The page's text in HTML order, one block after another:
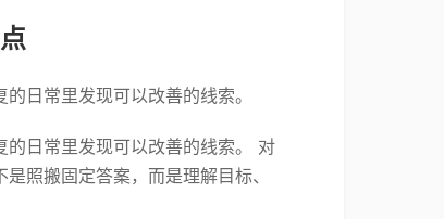
日常里发现可以改善的线索。
日常里发现可以改善的线索。 对
照搬固定答案，而是理解目标、